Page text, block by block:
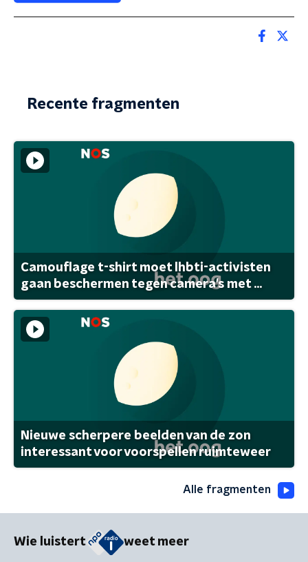
Recente fragmenten
Camouflage t-shirt moet lhbti-activisten
gaan beschermen tegen camera's met ...
Nieuwe scherpere beelden van de zon
interessant voor voorspellen ruimteweer
Alle fragmenten
Wie luistert weet meer